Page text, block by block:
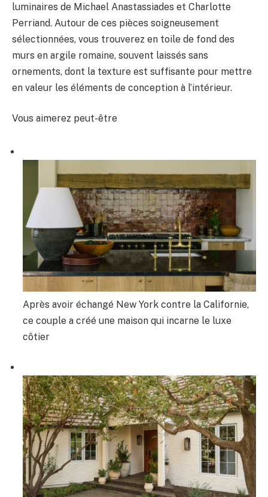
luminaires de Michael Anastassiades et Charlotte
Perriand. Autour de ces pièces soigneusement
sélectionnées, vous trouverez en toile de fond des
murs en argile romaine, souvent laissés sans
ornements, dont la texture est suffisante pour mettre
en valeur les éléments de conception à l’intérieur.
Vous aimerez peut-être
Après avoir échangé New York contre la Californie,
ce couple a créé une maison qui incarne le luxe
côtier